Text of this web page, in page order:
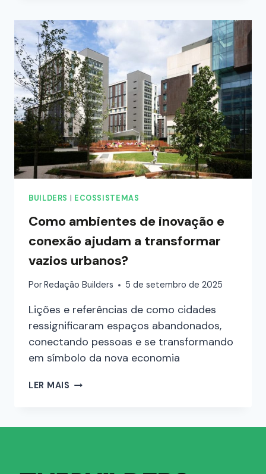
BUILDERS ECOSSISTEMAS
Como ambientes de inovação e
conexão ajudam a transformar
vazios urbanos?
Por Redação Builders 5 de setembro de 2025
Lições e referências de como cidades
ressignificaram espaços abandonados,
conectando pessoas e se transformando
em símbolo da nova economia
LER MAIS